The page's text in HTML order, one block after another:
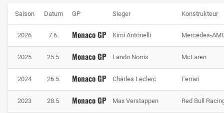
Nach der Richtung Meer führenden Doppel-Rechts-Passage
geht es ausgangs der Portier-Kurve in den Tunnel. Der
Tunnel führt durch einen Rechtsknick am Hafenbecken
entlang. Hier werden die höchsten Geschwindigkeiten
erreicht und obwohl nach der Tunnelausfahrt der härteste
Saison Datum GP Sieger Konstrukteur
2026 7.6. Monaco GP Kimi Antonelli Mercedes-
2025 25.5. Monaco GP Lando Norris McLaren
2024 26.5. Monaco GP Charles Leclerc Ferrari
2023 28.5. Monaco GP Max Verstappen Red Bull